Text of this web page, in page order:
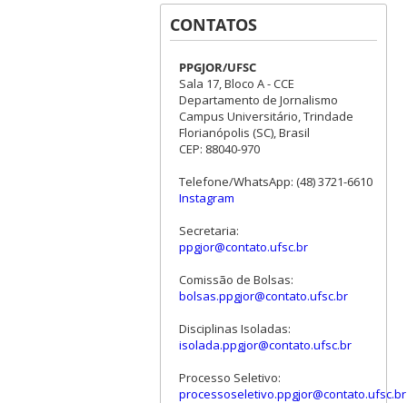
CONTATOS
PPGJOR/UFSC
Sala 17, Bloco A - CCE
Departamento de Jornalismo
Campus Universitário, Trindade
Florianópolis (SC), Brasil
CEP: 88040-970
Telefone/WhatsApp: (48) 3721-6610
Instagram
Secretaria:
ppgjor@contato.ufsc.br
Comissão de Bolsas:
bolsas.ppgjor@contato.ufsc.br
Disciplinas Isoladas:
isolada.ppgjor@contato.ufsc.br
Processo Seletivo:
processoseletivo.ppgjor@contato.ufsc.br